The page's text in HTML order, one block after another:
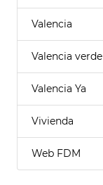
Valencia
Valencia verde
Valencia Ya
Vivienda
Web FDM